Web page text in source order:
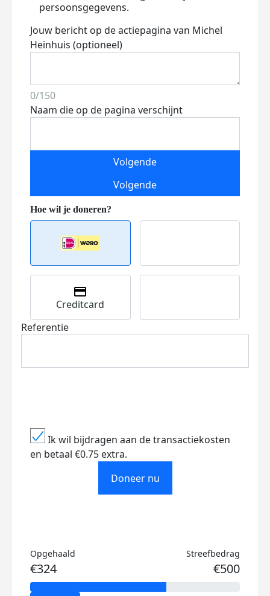
persoonsgegevens.
Jouw bericht op de actiepagina van Michel
Heinhuis (optioneel)
0/150
Naam die op de pagina verschijnt
Volgende
Volgende
Creditcard
Referentie
Ik wil bijdragen aan de transactiekosten
en betaal €0.75 extra.
Doneer nu
Opgehaald
€324
Streefbedrag
€500